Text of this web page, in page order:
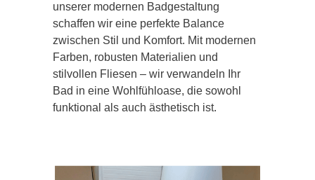
unserer modernen Badgestaltung
schaffen wir eine perfekte Balance
zwischen Stil und Komfort. Mit modernen
Farben, robusten Materialien und
stilvollen Fliesen – wir verwandeln Ihr
Bad in eine Wohlfühloase, die sowohl
funktional als auch ästhetisch ist.